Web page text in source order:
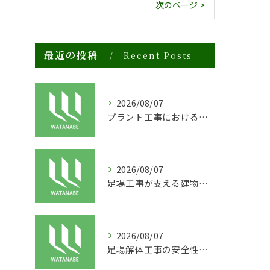
次のページ >
最近の投稿 Recent Posts
2026/08/07
プラント工事における足場工事の安全対策と施工の重要性
2026/08/07
足場工事が支える建物の長寿命化と外装塗装の重要性
2026/08/07
足場解体工事の安全性と効率化のポイント